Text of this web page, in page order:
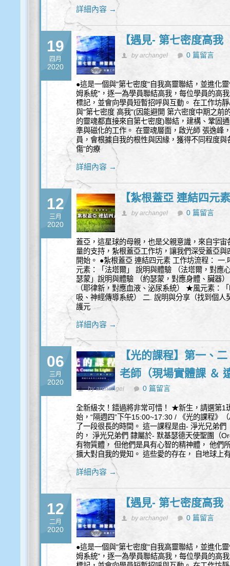
詳細內容 →
19
四月
2020
【遇見- 第七密度高
by archangel 0 篇留言
●這是一個與"第七密度"自我高靈聯結，並進化
姆系統"，逐一為學員聯結高我，每位學員的高
標記，並會向學員短暫招呼與互動。 在工作坊
與"第七密度 高我"(因能避開 第六密度中期之前
的靈魂都直接來自第七密度)聯結，建構、鞏固
準與磁化的工作。 在靈魂層面，啟光師 張逸峰
員，會根據自我的根性與因緣，獲得不同程度
傷"的療
詳細內容 →
12
三月
2020
【紮根蓋亞 連結四元
by archangel 0 篇留言
蓋亞，這星球的母親，也是父親意識，來自宇
量的支持，紮根蓋亞工作坊，讓我們深受蓋亞
開始。 ●紮根蓋亞 連結四元素 工作坊流程：
元素：「法塔爾」 說明與體驗 （法塔爾，對
瑟蒙」說明與體驗 （約瑟蒙，對應身體、臟器
（耶律新，對應血液、泌尿系統） ★風元素：
吸、神經傳導系統） 二. 說明與分享（找到個
護元
詳細內容 →
06
三月
2020
【光的課程】第一、
老師（現場實體課 ＆
by archangel 0 篇留言
全新級次！錯過將非常可惜！ ★新生，請選第1
始，“隔週四”下午15:00~17:30 / 《光的課程》
了一段很長的時間。 這一課程是由- 淨光兄弟
的， 淨光兄弟們 隸屬於- 默基瑟德天使聖團（
有物質體， 但他們是具有心智的精神體， 他們
擴大對自我的覺知。 這些愛的存在， 自地球上
詳細內容 →
12
二月
2020
【遇見- 第七密度高我
by archangel 0 篇留言
●這是一個與"第七密度"自我高靈聯結，並進化
姆系統"，逐一為學員聯結高我，每位學員的高